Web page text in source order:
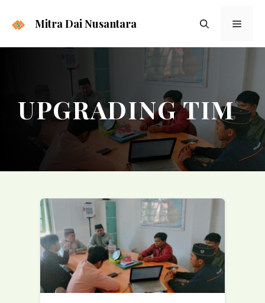
Mitra Dai Nusantara Menu
UPGRADING TIM